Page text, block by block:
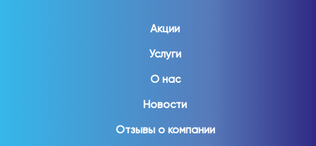
Акции
Услуги
О нас
Новости
Отзывы о компании